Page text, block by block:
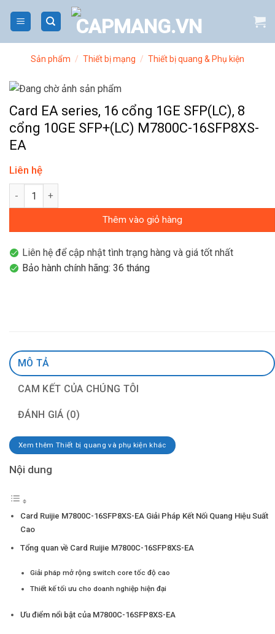
Sản phẩm / Thiết bị mạng / Thiết bị quang & Phụ kiện
Card EA series, 16 cổng 1GE SFP(LC), 8
cổng 10GE SFP+(LC) M7800C-16SFP8XS-
EA
Liên hệ
Card EA series, 16 cổng 1GE SFP(LC), 8 cổng 10GE SFP+(LC)
Thêm vào giỏ hàng
Liên hệ để cập nhật tình trạng hàng và giá tốt nhất
Bảo hành chính hãng: 36 tháng
MÔ TẢ
CAM KẾT CỦA CHÚNG TÔI
ĐÁNH GIÁ (0)
Xem thêm Thiết bị quang và phụ kiện khác
Nội dung
Card Ruijie M7800C-16SFP8XS-EA Giải Pháp Kết Nối Quang Hiệu Suất
Cao
Tổng quan về Card Ruijie M7800C-16SFP8XS-EA
Giải pháp mở rộng switch core tốc độ cao
Thiết kế tối ưu cho doanh nghiệp hiện đại
Ưu điểm nổi bật của M7800C-16SFP8XS-EA